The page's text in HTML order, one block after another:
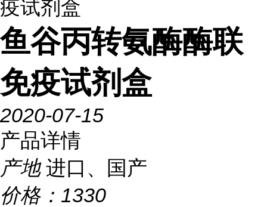
疫试剂盒
鱼谷丙转氨酶酶联
免疫试剂盒
2020-07-15
产品详情
产地 进口、国产
价格： 1330